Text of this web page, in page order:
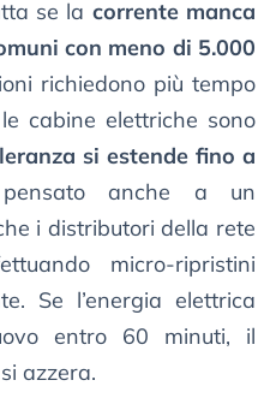
se la corrente manca
con meno di 5.000
richiedono più tempo
cabine elettriche sono
si estende fino a
anche a un
i distributori della rete
micro-ripristini
Se l’energia elettrica
entro 60 minuti, il
azzera.